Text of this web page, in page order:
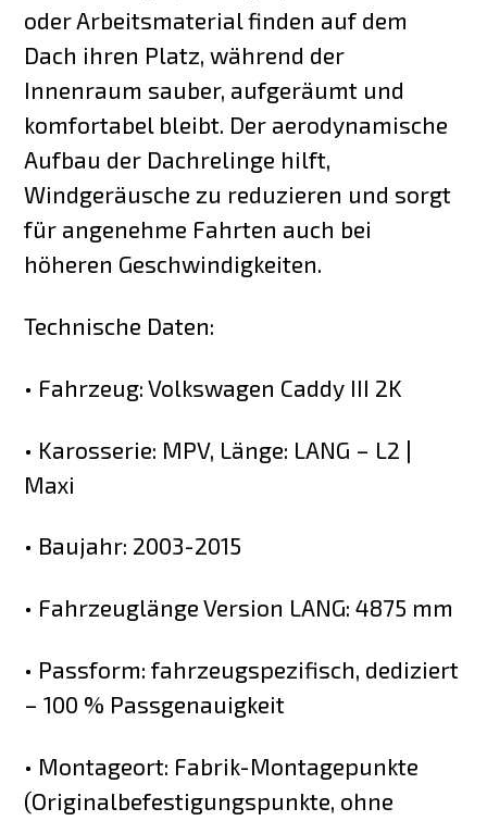
oder Arbeitsmaterial finden auf dem
Dach ihren Platz, während der
Innenraum sauber, aufgeräumt und
komfortabel bleibt. Der aerodynamische
Aufbau der Dachrelinge hilft,
Windgeräusche zu reduzieren und sorgt
für angenehme Fahrten auch bei
höheren Geschwindigkeiten.
Technische Daten:
• Fahrzeug: Volkswagen Caddy III 2K
• Karosserie: MPV, Länge: LANG – L2 |
Maxi
• Baujahr: 2003-2015
• Fahrzeuglänge Version LANG: 4875 mm
• Passform: fahrzeugspezifisch, dediziert
– 100 % Passgenauigkeit
• Montageort: Fabrik-Montagepunkte
(Originalbefestigungspunkte, ohne